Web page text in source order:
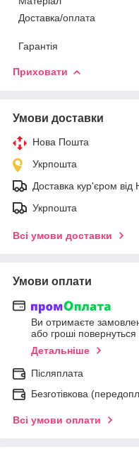
Доставка/оплата
Гарантія
Приховати
Умови доставки
Нова Пошта
Укрпошта
Доставка кур'єром
Укрпошта
Всі умови доставки
Умови оплати
Ви отримаєте
або гроші
Детальніше
Післяплата
Безготівкова
Всі умови оплати